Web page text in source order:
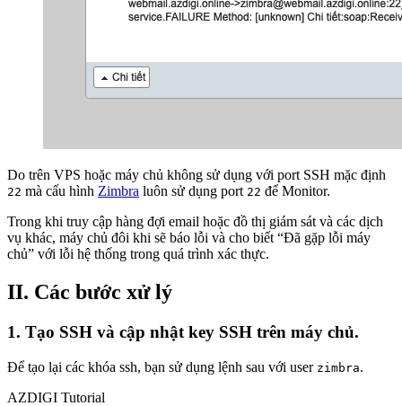
Do trên VPS hoặc máy chủ không sử dụng với port SSH mặc định
22 mà cấu hình Zimbra luôn sử dụng port 22 để Monitor.
Trong khi truy cập hàng đợi email hoặc đồ thị giám sát và các dịch
vụ khác, máy chủ đôi khi sẽ báo lỗi và cho biết “Đã gặp lỗi máy
chủ” với lỗi hệ thống trong quá trình xác thực.
II. Các bước xử lý
1. Tạo SSH và cập nhật key SSH trên máy chủ.
Để tạo lại các khóa ssh, bạn sử dụng lệnh sau với user zimbra.
AZDIGI Tutorial